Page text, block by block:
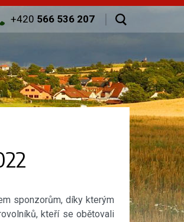
+420 566 536 207
sponzorům, díky kterým
kteří se obětovali